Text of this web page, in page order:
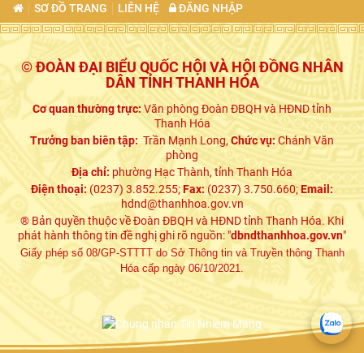
SƠ ĐỒ TRANG LIÊN HỆ ĐĂNG NHẬP
© ĐOÀN ĐẠI BIỂU QUỐC HỘI VÀ HỘI ĐỒNG NHÂN
DÂN TỈNH THANH HÓA
Cơ quan thường trực:Văn phòng Đoàn ĐBQH và HĐND tỉnh
Thanh Hóa
Trưởng ban biên tập: Trần Mạnh Long,Chức vụ:Chánh Văn
phòng
Địa chỉ: phường Hạc Thành, tỉnh Thanh Hóa
Điện thoại: (0237) 3.852.255;Fax:(0237) 3.750.660;Email:
hdnd@thanhhoa.gov.vn
® Bản quyền thuộc về Đoàn ĐBQH và HĐND tỉnh Thanh Hóa. Khi
phát hành thông tin đề nghị ghi rõ nguồn: "dbndthanhhoa.gov.vn"
Giấy phép số 08/GP-STTTT do Sở Thông tin và Truyền thông Thanh
Hóa cấp ngày 06/10/2021.